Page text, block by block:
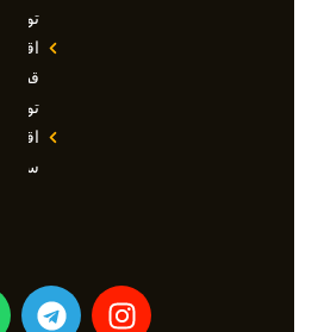
تور
اقساطی
قطر
تور
اقساطی
سوچی
I
T